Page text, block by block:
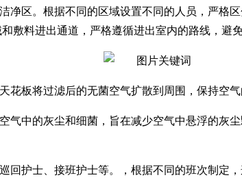
净区。根据不同的区域设置不同的人员，严格
敷料进出通道，严格遵循进出室内的路线，避免
板将过滤后的无菌空气扩散到周围，保持空
气中的灰尘和细菌，旨在减少空气中悬浮的灰
回护士、接班护士等。，根据不同的班次制定